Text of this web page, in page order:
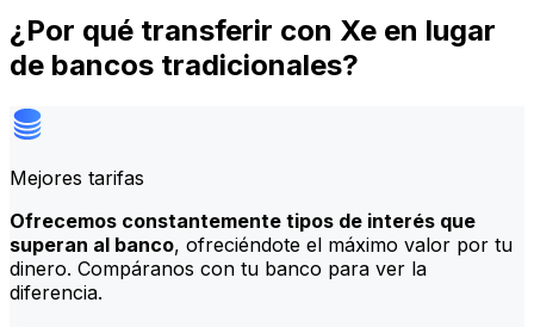
¿Por qué transferir con Xe en lugar
de bancos tradicionales?
Mejores tarifas
Ofrecemos constantemente tipos de interés que
superan al banco, ofreciéndote el máximo valor por tu
dinero. Compáranos con tu banco para ver la
diferencia.